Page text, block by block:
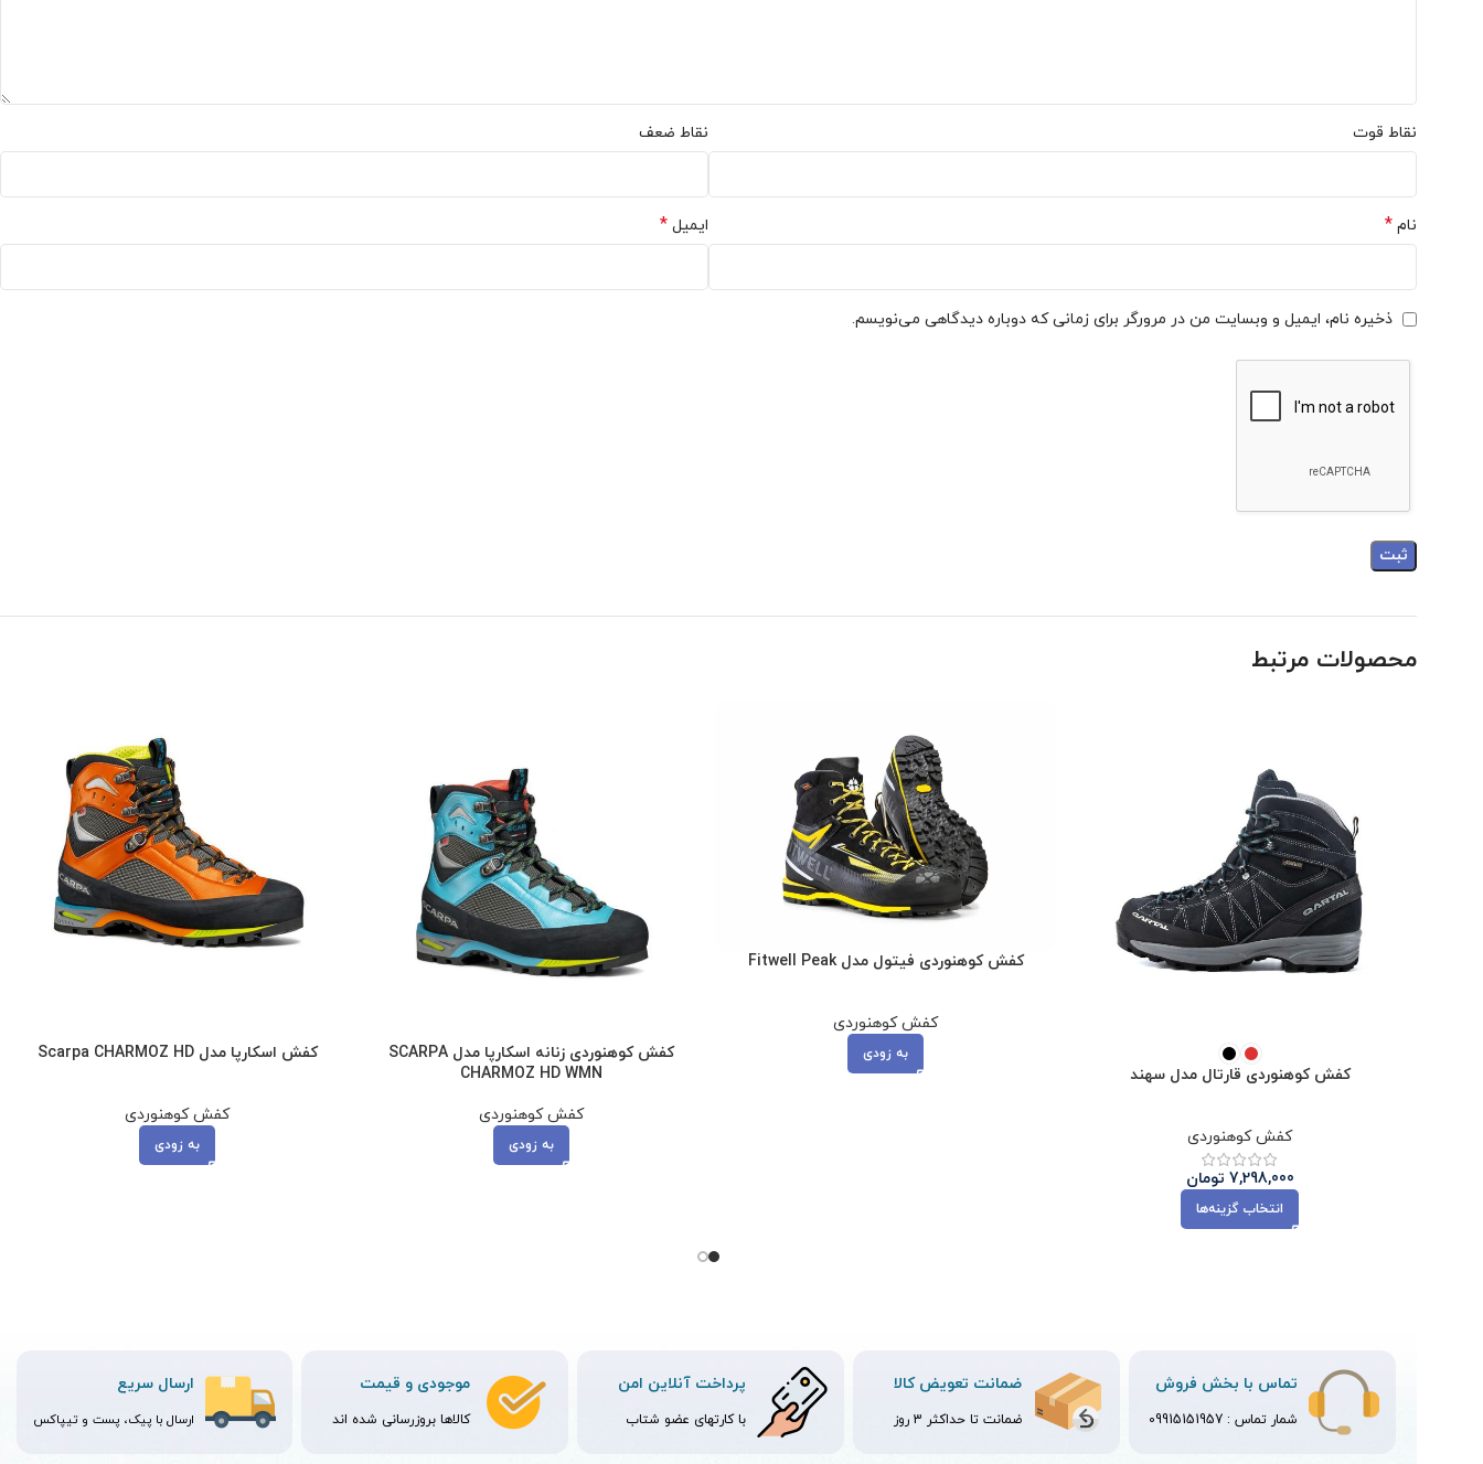
نقاط قوت نقاط ضعف
نام * ایمیل *
ذخیره نام، ایمیل و وبسایت من در مرورگر برای زمانی که دوباره دیدگاهی می‌نویسم.
محصولات مرتبط
کفش کوهنوردی قارتال مدل سهند
کفش کوهنوردی
7,298,000 تومان
انتخاب گزینه‌ها
کفش کوهنوردی فیتول مدل Fitwell Peak
کفش کوهنوردی
به زودی
کفش کوهنوردی زنانه اسکارپا مدل SCARPA
CHARMOZ HD WMN
کفش کوهنوردی
به زودی
کفش اسکارپا مدل Scarpa CHARMOZ HD
کفش کوهنوردی
به زودی
تماس با بخش فروش
شمار تماس : 09915151957
ضمانت تعویض کالا
ضمانت تا حداکثر 3 روز
پرداخت آنلاین امن
با کارتهای عضو شتاب
موجودی و قیمت
کالاها بروزرسانی شده اند
ارسال سریع
ارسال با پیک، پست و تیپاکس